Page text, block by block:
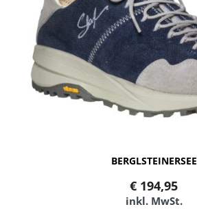
BERGLSTEINERSEE
€ 194,95
inkl. MwSt.